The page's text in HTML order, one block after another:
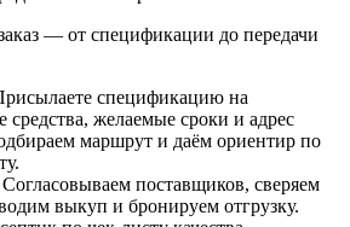
— от спецификации до передачи
спецификацию на
средства, желаемые сроки и адрес
маршрут и даём ориентир по
поставщиков, сверяем
выкуп и бронируем отгрузку.